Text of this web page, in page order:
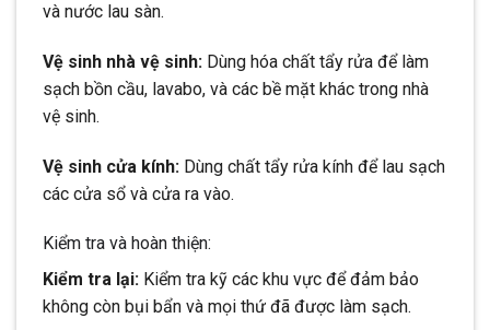
và nước lau sàn.
Vệ sinh nhà vệ sinh: Dùng hóa chất tẩy rửa để làm
sạch bồn cầu, lavabo, và các bề mặt khác trong nhà
vệ sinh.
Vệ sinh cửa kính: Dùng chất tẩy rửa kính để lau sạch
các cửa sổ và cửa ra vào.
Kiểm tra và hoàn thiện:
Kiểm tra lại: Kiểm tra kỹ các khu vực để đảm bảo
không còn bụi bẩn và mọi thứ đã được làm sạch.